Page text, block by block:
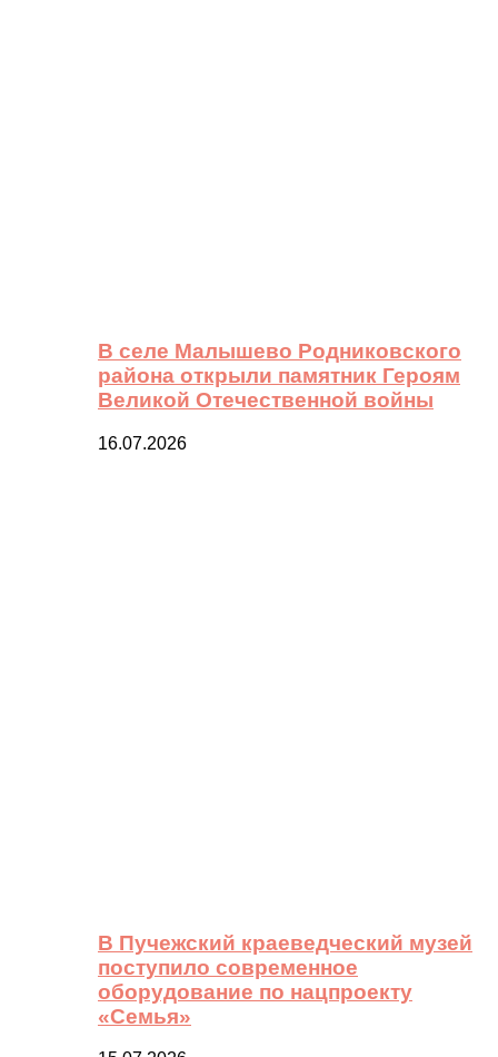
В селе Малышево Родниковского
района открыли памятник Героям
Великой Отечественной войны
16.07.2026
В Пучежский краеведческий музей
поступило современное
оборудование по нацпроекту
«Семья»